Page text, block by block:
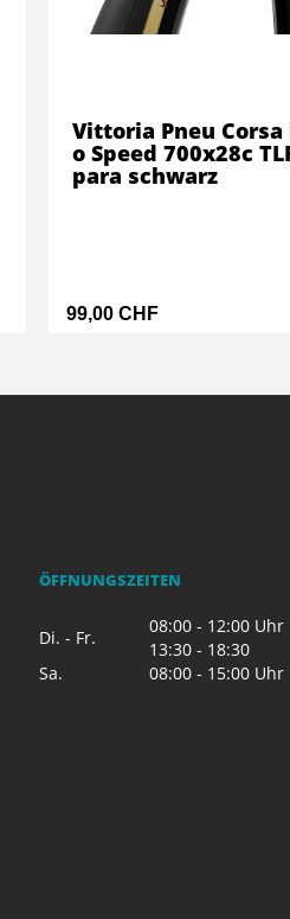
99,00 CHF
Vittoria Pneu Corsa
o Speed 700x28c
para schwarz
ÖFFNUNGSZEITEN
Di. - Fr.
08:00 - 12:00 Uhr
13:30 - 18:30
Sa.
08:00 - 15:00 Uhr